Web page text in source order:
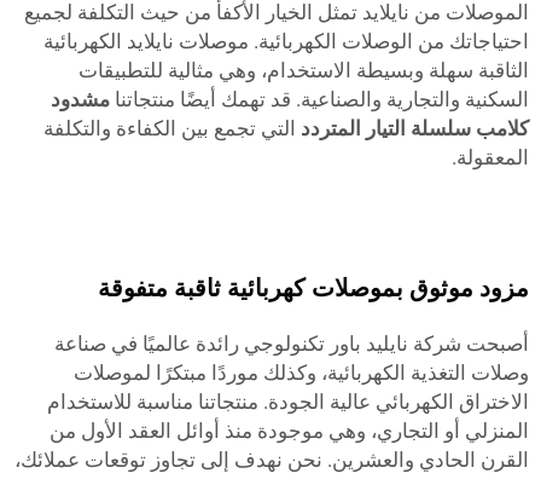
الموصلات من نايلايد تمثل الخيار الأكفأ من حيث التكلفة لجميع
احتياجاتك من الوصلات الكهربائية. موصلات نايلايد الكهربائية
الثاقبة سهلة وبسيطة الاستخدام، وهي مثالية للتطبيقات
السكنية والتجارية والصناعية. قد تهمك أيضًا منتجاتنا مشدود
كلامب سلسلة التيار المتردد التي تجمع بين الكفاءة والتكلفة
المعقولة.
مزود موثوق بموصلات كهربائية ثاقبة متفوقة
أصبحت شركة نايليد باور تكنولوجي رائدة عالميًا في صناعة
وصلات التغذية الكهربائية، وكذلك موردًا مبتكرًا لموصلات
الاختراق الكهربائي عالية الجودة. منتجاتنا مناسبة للاستخدام
المنزلي أو التجاري، وهي موجودة منذ أوائل العقد الأول من
القرن الحادي والعشرين. نحن نهدف إلى تجاوز توقعات عملائك،